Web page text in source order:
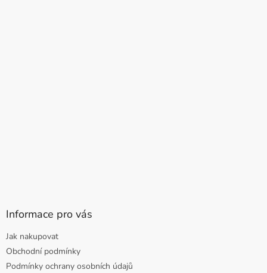
Informace pro vás
Jak nakupovat
Obchodní podmínky
Podmínky ochrany osobních údajů